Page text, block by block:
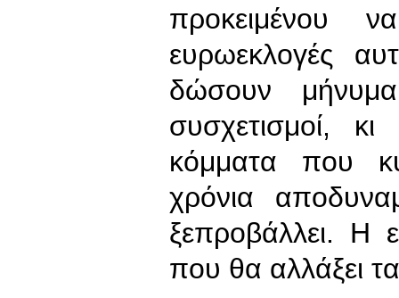
προκειμένου
ευρωεκλογές
δώσουν
συσχετισμοί,
κόμματα που
χρόνια
ξεπροβάλλει. Η
που θα αλλάξει